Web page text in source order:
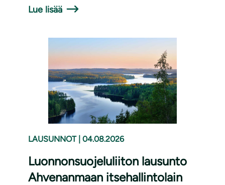
Lue lisää
LAUSUNNOT 04.08.2026
Luonnonsuojeluliiton lausunto
Ahvenanmaan itsehallintolain